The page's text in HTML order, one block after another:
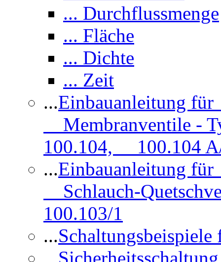
... Durchflussmenge
... Fläche
... Dichte
... Zeit
...Einbauanleitung
Membranventile -
100.104, 100.104
...Einbauanleitung
Schlauch-
100.103/1
...